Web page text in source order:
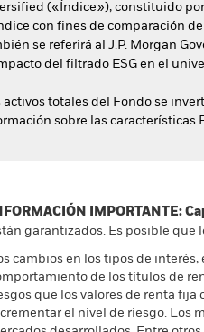
(«Índice»), constituido
con fines de comparación
se referirá al J.P. Morgan
del filtrado ESG en el
activos totales del Fondo se
sobre las características
IMPORTANTE:
garantizados. Es posible
cambios en los tipos de
de los títulos de
que los valores de renta
el nivel de riesgo. Los